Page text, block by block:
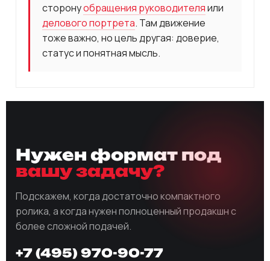
сторонуобращения руководителяили
делового портрета. Там движение
тоже важно, но цель другая: доверие,
статус и понятная мысль.
Нужен формат под
вашу задачу?
Подскажем, когда достаточно компактного
ролика, а когда нужен полноценный продакшн с
более сложной подачей.
+7 (495) 970-90-77